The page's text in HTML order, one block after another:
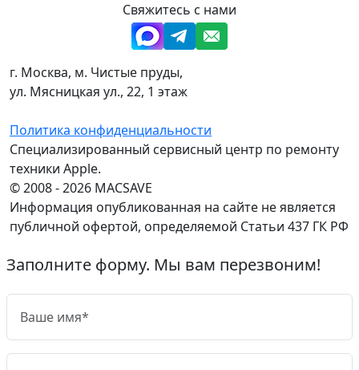
Свяжитесь с нами
г. Москва, м. Чистые пруды,
ул. Мясницкая ул., 22, 1 этаж
Политика конфиденциальности
Специализированный сервисный центр по ремонту
техники Apple.
© 2008 - 2026 MACSAVE
Информация опубликованная на сайте не является
публичной офертой, определяемой Статьи 437 ГК РФ
Заполните форму. Мы вам перезвоним!